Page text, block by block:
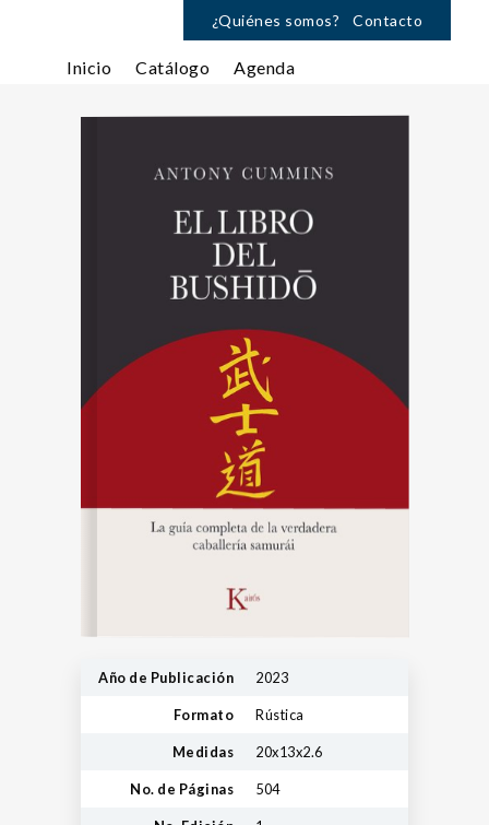
¿Quiénes somos? Contacto
Inicio Catálogo Agenda
Año de Publicación 2023
Formato Rústica
Medidas 20x13x2.6
No. de Páginas 504